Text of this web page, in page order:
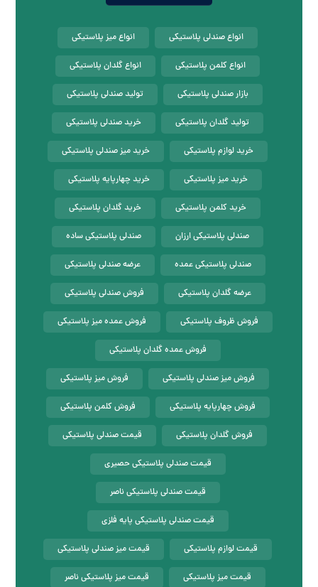
انواع صندلی پلاستیکی انواع میز پلاستیکی
انواع کلمن پلاستیکی انواع گلدان پلاستیکی
بازار صندلی پلاستیکی تولید صندلی پلاستیکی
تولید گلدان پلاستیکی خرید صندلی پلاستیکی
خرید لوازم پلاستیکی خرید میز صندلی پلاستیکی
خرید میز پلاستیکی خرید چهارپایه پلاستیکی
خرید کلمن پلاستیکی خرید گلدان پلاستیکی
صندلی پلاستیکی ارزان صندلی پلاستیکی ساده
صندلی پلاستیکی عمده عرضه صندلی پلاستیکی
عرضه گلدان پلاستیکی فروش صندلی پلاستیکی
فروش ظروف پلاستیکی فروش عمده میز پلاستیکی
فروش عمده گلدان پلاستیکی
فروش میز صندلی پلاستیکی فروش میز پلاستیکی
فروش چهارپایه پلاستیکی فروش کلمن پلاستیکی
فروش گلدان پلاستیکی قیمت صندلی پلاستیکی
قیمت صندلی پلاستیکی حصیری
قیمت صندلی پلاستیکی ناصر
قیمت صندلی پلاستیکی پایه فلزی
قیمت لوازم پلاستیکی قیمت میز صندلی پلاستیکی
قیمت میز پلاستیکی قیمت میز پلاستیکی ناصر